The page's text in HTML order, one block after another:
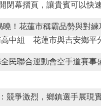
閉幕摺頁，讓貴賓可以快
！花蓮市稱霸品勢與對練
中組 花蓮市與吉安鄉平
民聯合運動會空手道賽事
競爭激烈，鄉鎮選手展現